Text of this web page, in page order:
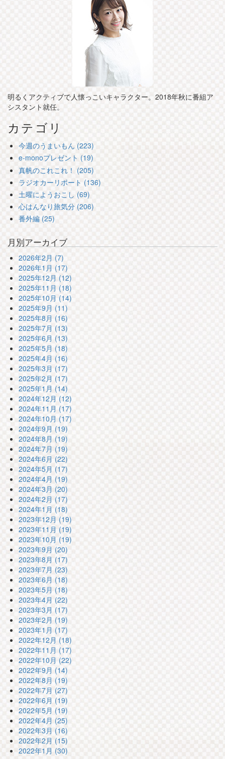
明るくアクティブで人懐っこいキャラクター。2018年秋に番組ア
シスタント就任。
カテゴリ
今週のうまいもん (223)
e-monoプレゼント (19)
真帆のこれこれ！ (205)
ラジオカーリポート (136)
土曜にようおこし (69)
心はんなり旅気分 (206)
番外編 (25)
月別アーカイブ
2026年2月 (7)
2026年1月 (17)
2025年12月 (12)
2025年11月 (18)
2025年10月 (14)
2025年9月 (11)
2025年8月 (16)
2025年7月 (13)
2025年6月 (13)
2025年5月 (18)
2025年4月 (16)
2025年3月 (17)
2025年2月 (17)
2025年1月 (14)
2024年12月 (12)
2024年11月 (17)
2024年10月 (17)
2024年9月 (19)
2024年8月 (19)
2024年7月 (19)
2024年6月 (22)
2024年5月 (17)
2024年4月 (19)
2024年3月 (20)
2024年2月 (17)
2024年1月 (18)
2023年12月 (19)
2023年11月 (19)
2023年10月 (19)
2023年9月 (20)
2023年8月 (17)
2023年7月 (23)
2023年6月 (18)
2023年5月 (18)
2023年4月 (22)
2023年3月 (17)
2023年2月 (19)
2023年1月 (17)
2022年12月 (18)
2022年11月 (17)
2022年10月 (22)
2022年9月 (14)
2022年8月 (19)
2022年7月 (27)
2022年6月 (19)
2022年5月 (19)
2022年4月 (25)
2022年3月 (16)
2022年2月 (15)
2022年1月 (30)